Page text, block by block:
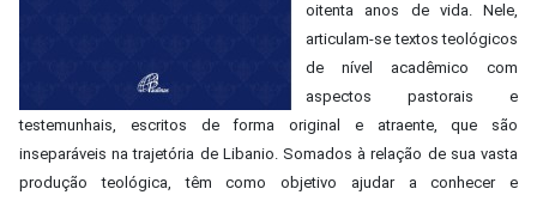
oitenta anos de vida. Nele,
articulam-se textos teológicos
de nível acadêmico com
aspectos pastorais e
testemunhais, escritos de forma original e atraente, que são
inseparáveis na trajetória de Libanio. Somados à relação de sua vasta
produção teológica, têm como objetivo ajudar a conhecer e